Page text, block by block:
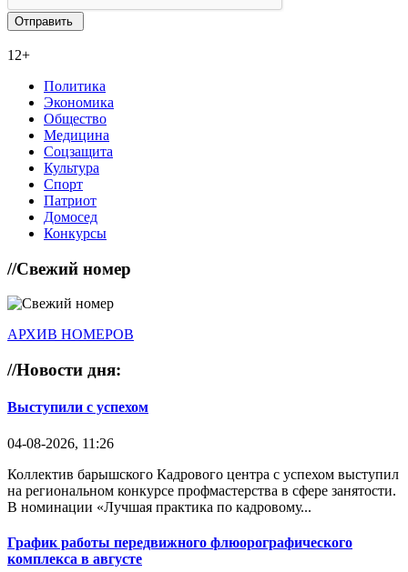
12+
Политика
Экономика
Общество
Медицина
Соцзащита
Культура
Спорт
Патриот
Домосед
Конкурсы
//Свежий номер
АРХИВ НОМЕРОВ
//Новости дня:
Выступили с успехом
04-08-2026, 11:26
Коллектив барышского Кадрового центра с успехом выступил
на региональном конкурсе профмастерства в сфере занятости.
В номинации «Лучшая практика по кадровому...
График работы передвижного флюорографического
комплекса в августе